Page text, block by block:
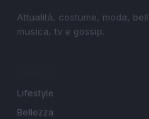
Attualità, costume, moda,
musica, tv e gossip.
Lifestyle
Bellezza